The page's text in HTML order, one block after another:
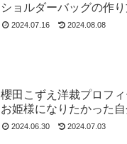
ショルダーバッグの作
2024.07.16 2024.08.08
櫻田こずえ洋裁プロフ
お姫様になりたかった
2024.06.30 2024.07.03